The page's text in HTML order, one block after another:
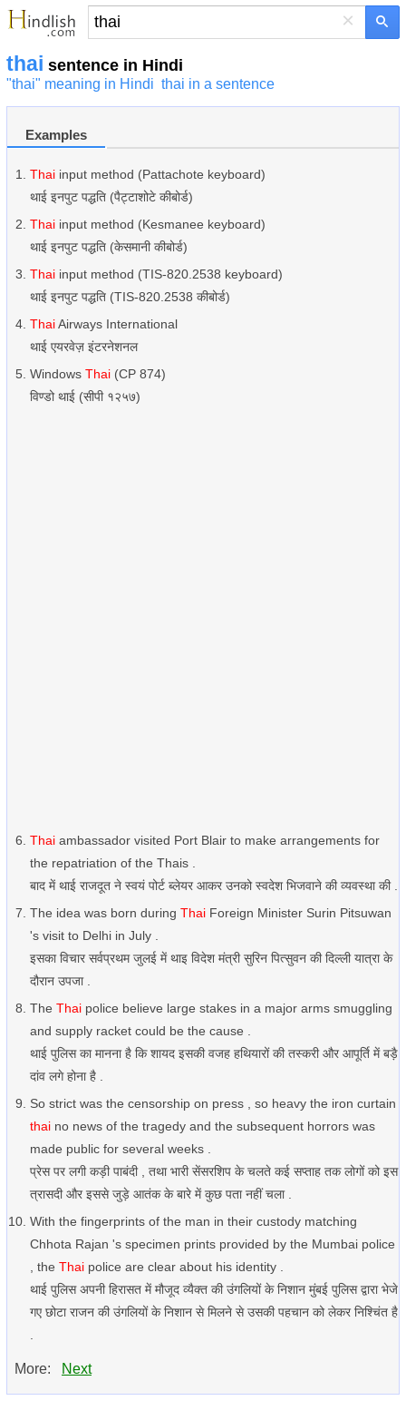
×
thai sentence in Hindi
"thai" meaning in Hindi thai in a sentence
Examples
Thai input method (Pattachote keyboard)
थाई इनपुट पद्धति (पैट्टाशोटे कीबोर्ड)
Thai input method (Kesmanee keyboard)
थाई इनपुट पद्धति (केसमानी कीबोर्ड)
Thai input method (TIS-820.2538 keyboard)
थाई इनपुट पद्धति (TIS-820.2538 कीबोर्ड)
ThaiAirways International
थाई एयरवेज़ इंटरनेशनल
Windows Thai (CP 874)
विण्डो थाई (सीपी १२५७)
Thai ambassador visited Port Blair to make arrangements for
the repatriation of the Thais .
बाद में थाई राजदूत ने स्वयं पोर्ट ब्लेयर आकर उनको स्वदेश भिजवाने की व्यवस्था की .
The idea was born during Thai Foreign Minister Surin Pitsuwan
's visit to Delhi in July .
इसका विचार सर्वप्रथम जुलई में थाइ विदेश मंत्री सुरिन पित्सुवन की दिल्ली यात्रा के
दौरान उपजा .
The Thai police believe large stakes in a major arms smuggling
and supply racket could be the cause .
थाई पुलिस का मानना है कि शायद इसकी वजह हथियारों की तस्करी और आपूर्ति में बड़ै
दांव लगे होना है .
So strict was the censorship on press , so heavy the iron curtain
thai no news of the tragedy and the subsequent horrors was
made public for several weeks .
प्रेस पर लगी कड़ी पाबंदी , तथा भारी सेंसरशिप के चलते कई सप्ताह तक लोगों को इस
त्रासदी और इससे जुड़े आतंक के बारे में कुछ पता नहीं चला .
With the fingerprints of the man in their custody matching
Chhota Rajan 's specimen prints provided by the Mumbai police
, the Thai police are clear about his identity .
थाई पुलिस अपनी हिरासत में मौजूद व्यैक्त की उंगलियों के निशान मुंबई पुलिस द्वारा भेजे
गए छोटा राजन की उंगलियों के निशान से मिलने से उसकी पहचान को लेकर निश्चिंत है
More: Next